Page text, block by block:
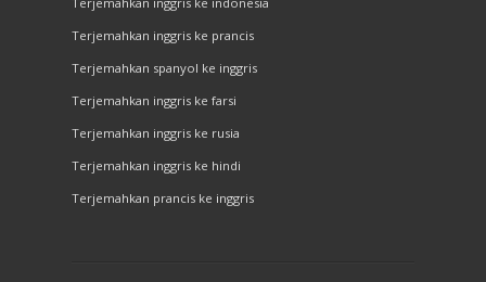
Terjemahkan inggris ke prancis
Terjemahkan spanyol ke inggris
Terjemahkan inggris ke farsi
Terjemahkan inggris ke rusia
Terjemahkan inggris ke hindi
Terjemahkan prancis ke inggris